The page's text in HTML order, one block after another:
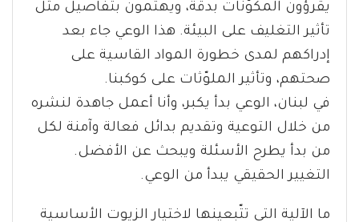
يقرؤون المكوّنات بدقّة، ويهتمون بتفاصيل مثل
تأثير التغليف على البيئة. هذا الوعي جاء بعد
إدراكهم لمدى خطورة المواد القاسية على
صحتهم، وتأثير الملوّثات على كوكبنا.
في لبنان، الوعي بدأ يكبر، وأنا أعمل جاهدة لنشره
من خلال التوعية وتقديم بدائل فعالة وآمنة لكل
من بدأ يطرح الأسئلة ويبحث عن الأفضل.
التغيير الحقيقي يبدأ من الوعي.
ما الآلية التي تتّبعينها لاختيار الزيوت الأساسية